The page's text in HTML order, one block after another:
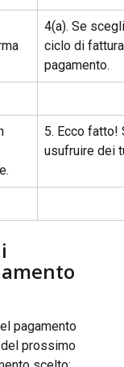
4(a). Se
ciclo di
pagamento.
5. Ecco fatto!
usufruire dei
pagamento
del prossimo